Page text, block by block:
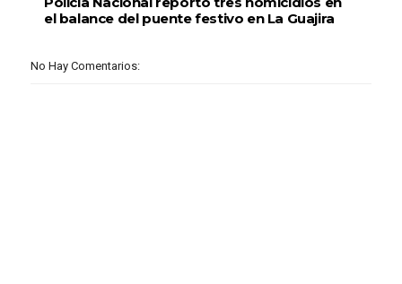
el balance del puente festivo en La Guajira
No Hay Comentarios: